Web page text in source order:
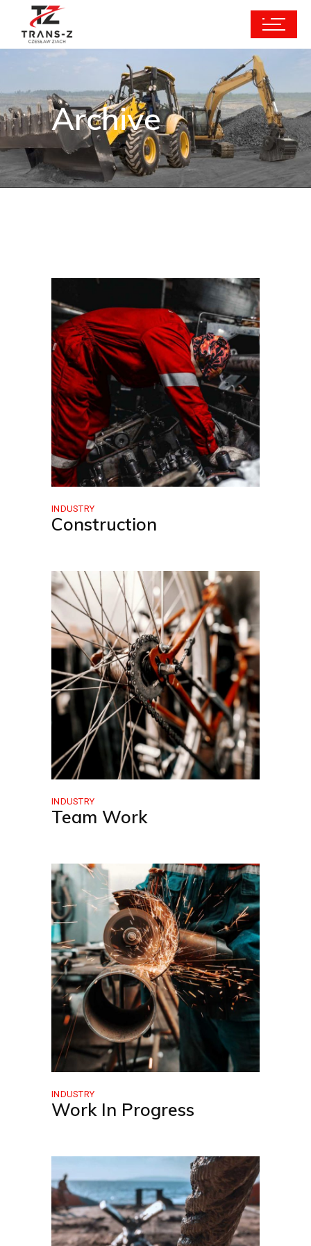
Archive
INDUSTRY
Construction
INDUSTRY
Team Work
INDUSTRY
Work In Progress